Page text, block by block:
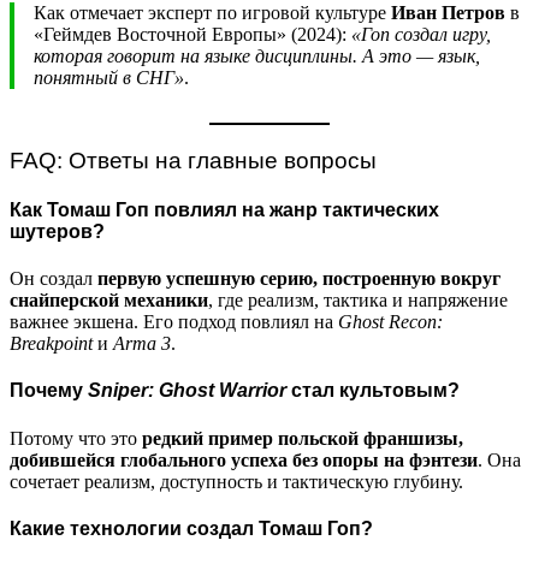
Как отмечает эксперт по игровой культуре Иван Петров в
«Геймдев Восточной Европы» (2024): «Гоп создал игру,
которая говорит на языке дисциплины. А это — язык,
понятный в СНГ».
FAQ: Ответы на главные вопросы
Как Томаш Гоп повлиял на жанр тактических
шутеров?
Он создал первую успешную серию, построенную вокруг
снайперской механики, где реализм, тактика и напряжение
важнее экшена. Его подход повлиял на Ghost Recon:
Breakpointи Arma 3.
Почему Sniper: Ghost Warriorстал культовым?
Потому что это редкий пример польской франшизы,
добившейся глобального успеха без опоры на фэнтези. Она
сочетает реализм, доступность и тактическую глубину.
Какие технологии создал Томаш Гоп?